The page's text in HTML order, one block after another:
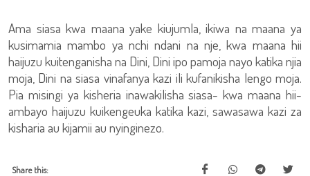
Ama siasa kwa maana yake kiujumla, ikiwa na maana ya
kusimamia mambo ya nchi ndani na nje, kwa maana hii
haijuzu kuitenganisha na Dini, Dini ipo pamoja nayo katika njia
moja, Dini na siasa vinafanya kazi ili kufanikisha lengo moja.
Pia misingi ya kisheria inawakilisha siasa- kwa maana hii-
ambayo haijuzu kuikengeuka katika kazi, sawasawa kazi za
kisharia au kijamii au nyinginezo.
Share this: